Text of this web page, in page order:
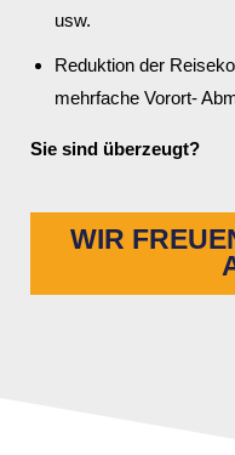
usw.
Reduk­tion der
mehr­fache Vorort-
Sie sind über­zeugt?
WIR